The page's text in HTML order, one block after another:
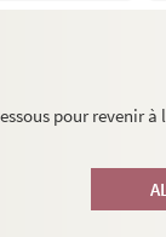
pour revenir